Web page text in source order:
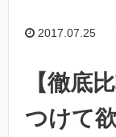
2017.07.25
【徹底
つけて